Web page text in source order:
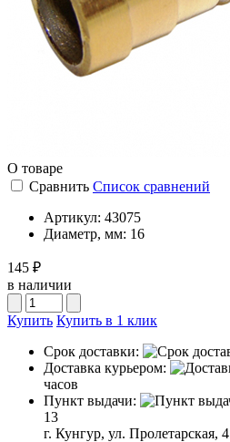
О товаре
Сравнить Список сравнений
Артикул: 43075
Диаметр, мм: 16
145 ₽
в наличии
Купить Купить в 1 клик
Срок доставки:
Доставка курьером:
часов
Пункт выдачи:
13
г. Кунгур, ул. Пролетарская, 4